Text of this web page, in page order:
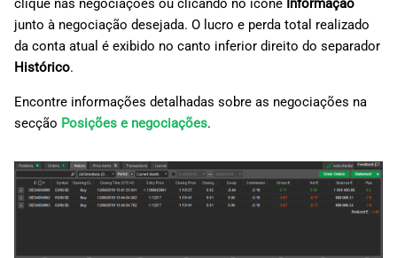
junto à negociação desejada. O lucro e perda total realizado
da conta atual é exibido no canto inferior direito do separador
Histórico.
Encontre informações detalhadas sobre as negociações na
secção Posições e negociações.